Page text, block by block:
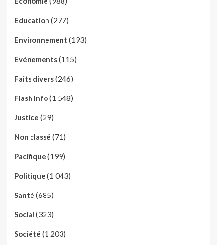
Education (277)
Environnement (193)
Evénements(115)
Faits divers(246)
Flash Info(1 548)
Justice (29)
Non classé (71)
Pacifique (199)
Politique (1 043)
Santé (685)
Social (323)
Société (1 203)